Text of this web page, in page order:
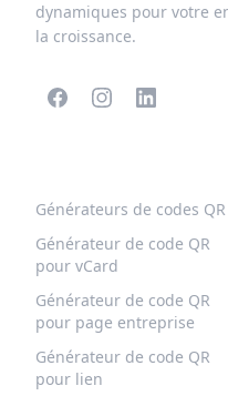
dynamiques pour votre
la croissance.
Générateurs de codes QR
Générateur de code QR
pour vCard
Générateur de code QR
pour page entreprise
Générateur de code QR
pour lien